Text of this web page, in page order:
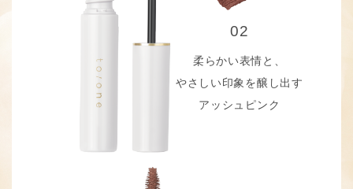
02
柔らかい表情と、
やさしい印象を醸し出す
アッシュピンク